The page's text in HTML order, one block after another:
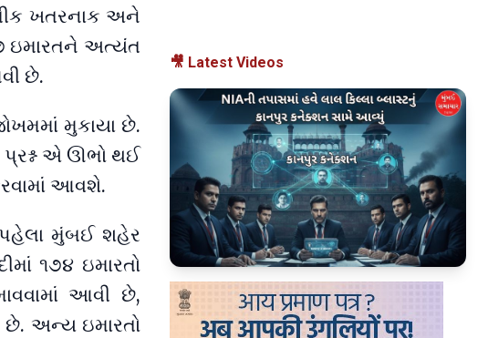
ખતરનાક અને
ઇમારતને અત્યંત
છે.
મુકાયા છે.
પ્રશ્ન એ ઊભો થઈ
આવશે.
પહેલા મુંબઈ શહેર
૧૭૪ ઇમારતો
આવી છે,
છે. અન્ય ઇમારતો
🎥 Latest Videos
▶